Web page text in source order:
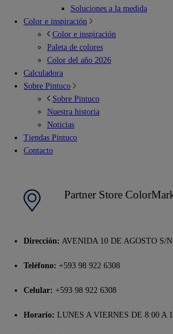
Soluciones a la medida
Color e inspiración
Color e inspiración
Paleta de colores
Color del año 2026
Calculadora
Sobre Pintuco
Sobre Pintuco
Nuestra historia
Noticias
Tiendas Pintuco
Contacto
Partner Store
Dirección: AVENIDA 10 DE AGOSTO S/
Teléfono: +593 98 922 6308
Celular: +593 98 922 6308
Horario: LUNES A VIERNES DE 8:00 A